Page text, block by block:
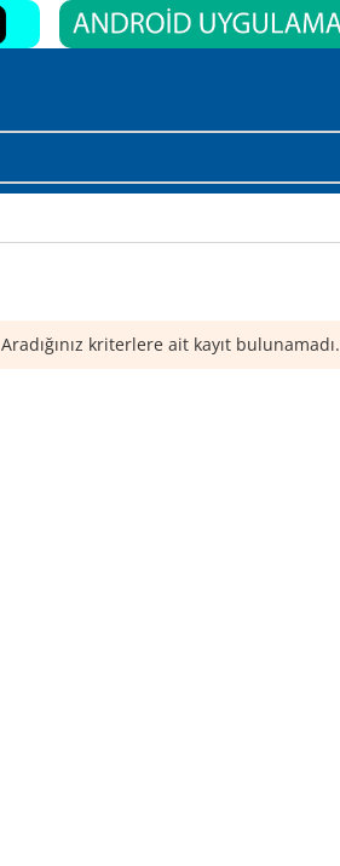
Aradığınız kriterlere ait kayıt bulunamadı.